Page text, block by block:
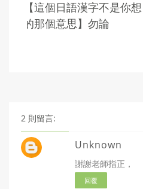
【這個日語漢字不是你想
的那個意思】勿論
2 則留言:
Unknown
謝謝老師指正，
回覆